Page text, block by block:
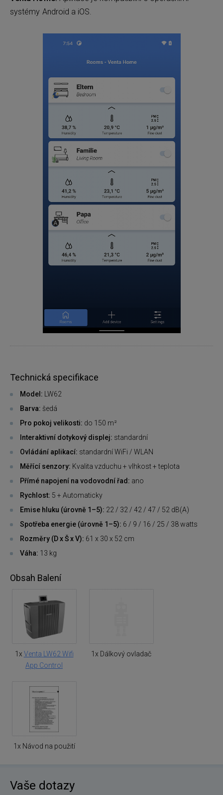
systémy Android a iOS.
Technická specifikace
Model: LW62
Barva: šedá
Pro pokoj velikosti: do 150 m²
Interaktivní dotykový displej: standardní
Ovládání aplikací: standardní WiFi / WLAN
Měřící senzory: Kvalita vzduchu + vlhkost + teplota
Přímé napojení na vodovodní řad: ano
Rychlost: 5 + Automaticky
Emise hluku (úrovně 1–5): 22 / 32 / 42 / 47 / 52 dB(A)
Spotřeba energie (úrovně 1–5): 6 / 9 / 16 / 25 / 38 watts
Rozměry (D x Š x V): 61 x 30 x 52 cm
Váha: 13 kg
Obsah Balení
1x Venta LW62 Wifi
App Control
1x Dálkový ovladač
1x Návod na použití
Vaše dotazy